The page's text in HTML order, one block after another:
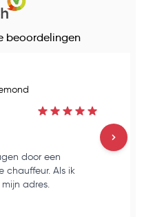
beoordelingen
door een
chauffeur. Als ik
adres.